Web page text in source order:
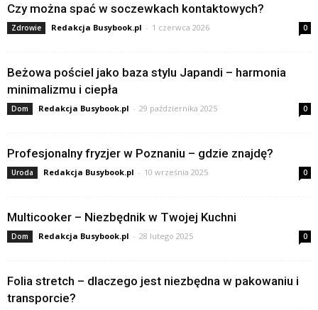
Czy można spać w soczewkach kontaktowych?
Zdrowie Redakcja Busybook.pl - 1 czerwca 2026 0
Beżowa pościel jako baza stylu Japandi – harmonia
minimalizmu i ciepła
Dom Redakcja Busybook.pl - 29 października 2025 0
Profesjonalny fryzjer w Poznaniu – gdzie znajdę?
Uroda Redakcja Busybook.pl - 10 września 2025 0
Multicooker – Niezbędnik w Twojej Kuchni
Dom Redakcja Busybook.pl - 28 lutego 2025 0
Folia stretch – dlaczego jest niezbędna w pakowaniu i
transporcie?